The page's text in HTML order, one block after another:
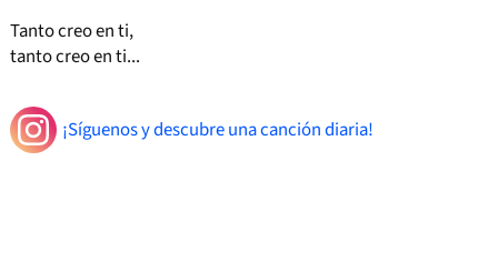
Tanto creo en ti,
tanto creo en ti...
¡Síguenos y descubre una canción diaria!